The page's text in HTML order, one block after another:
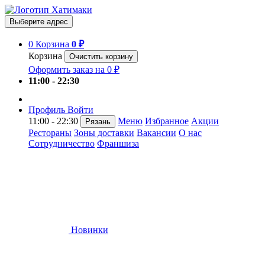
Выберите адрес
0 Корзина 0 ₽
Корзина
Очистить корзину
Оформить заказ на 0 ₽
11:00 - 22:30
Профиль Войти
11:00 - 22:30
Рязань Меню Избранное Акции
Рестораны Зоны доставки Вакансии О нас
Сотрудничество Франшиза
Новинки